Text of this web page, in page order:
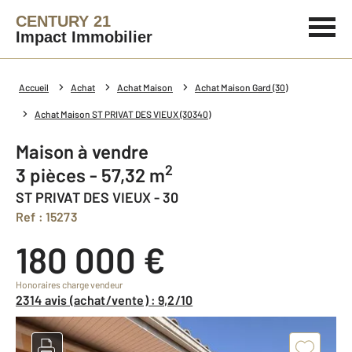
CENTURY 21
Impact Immobilier
Accueil Achat Achat Maison Achat Maison Gard (30)
Achat Maison ST PRIVAT DES VIEUX (30340)
Maison à vendre
3 pièces - 57,32 m2
ST PRIVAT DES VIEUX - 30
Ref : 15273
180 000 €
Honoraires charge vendeur
2314 avis (achat/vente) : 9,2/10